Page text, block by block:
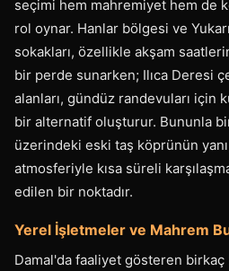
seçimi hem mahremiyet hem de
rol oynar. Hanlar bölgesi ve
sokakları, özellikle akşam
bir perde sunarken; Ilıca Deresi
alanları, gündüz randevuları için
bir alternatif oluşturur. Bununla
üzerindeki eski taş köprünün
atmosferiyle kısa süreli
edilen bir noktadır.
Yerel İşletmeler ve Mahrem
Damal'da faaliyet gösteren